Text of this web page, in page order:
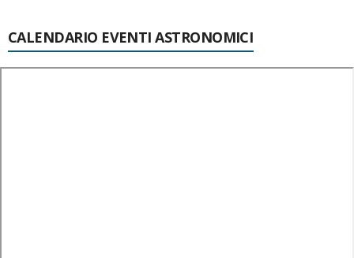
CALENDARIO EVENTI ASTRONOMICI